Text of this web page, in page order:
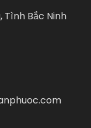
Tình Bắc Ninh